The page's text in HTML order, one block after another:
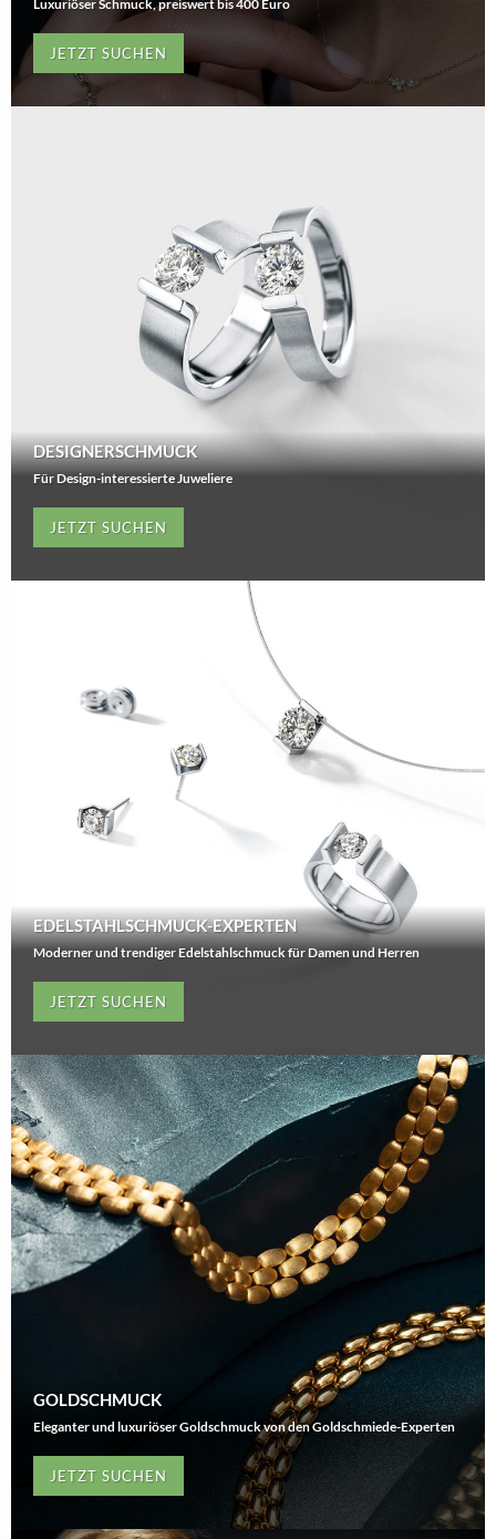
Luxuriöser Schmuck, preiswert bis 400 Euro
JETZT SUCHEN
DESIGNERSCHMUCK
Für Design-interessierte Juweliere
JETZT SUCHEN
EDELSTAHLSCHMUCK-EXPERTEN
Moderner und trendiger Edelstahlschmuck für Damen und Herren
JETZT SUCHEN
GOLDSCHMUCK
Eleganter und luxuriöser Goldschmuck von den Goldschmiede-Experten
JETZT SUCHEN